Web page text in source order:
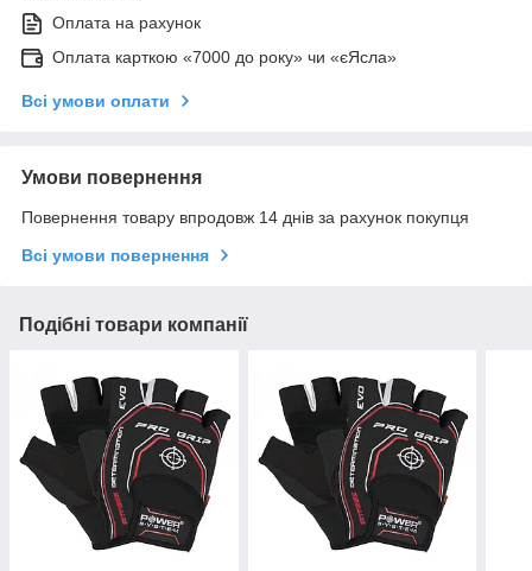
Оплата на рахунок
Оплата карткою «7000 до року» чи «єЯсла»
Всі умови оплати
Умови повернення
Повернення товару впродовж 14 днів за рахунок покупця
Всі умови повернення
Подібні товари компанії